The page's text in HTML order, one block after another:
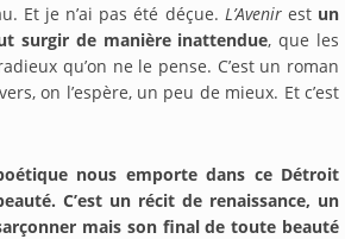
Et je n’ai pas été déçue. L’Avenir est un
surgir de manière inattendue, que les
qu’on ne le pense. C’est un roman
on l’espère, un peu de mieux. Et c’est
nous emporte dans ce Détroit
C’est un récit de renaissance, un
mais son final de toute beauté